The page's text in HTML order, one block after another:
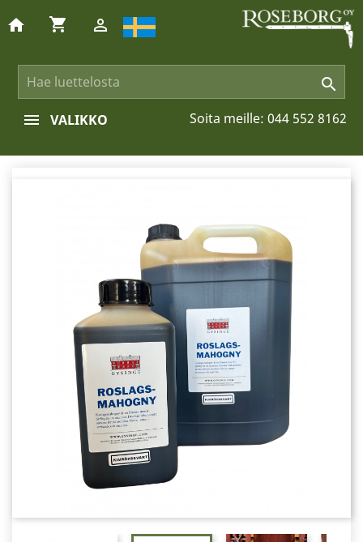

home shopping_cart 
Soita meille: 044 552 8162
VALIKKO